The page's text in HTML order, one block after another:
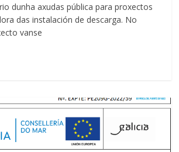
dunha axudas pública para proxectos
das instalación de descarga. No
vanse